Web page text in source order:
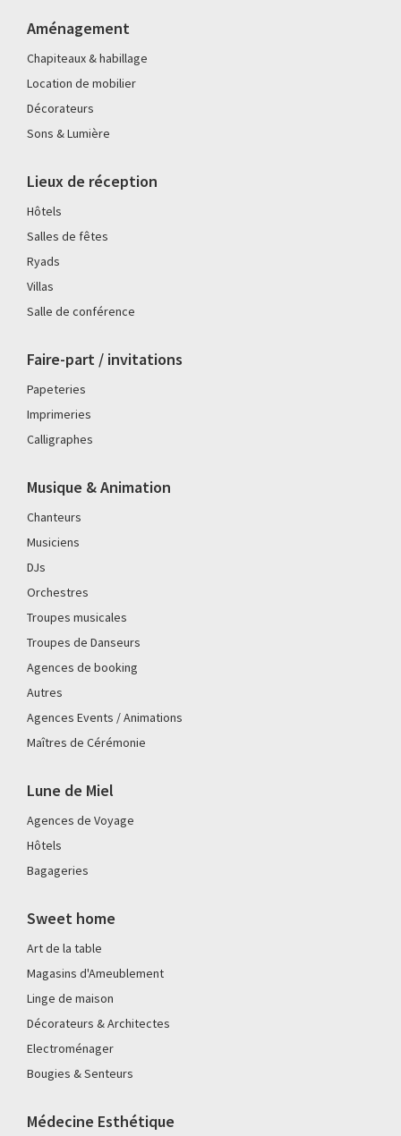
Aménagement
Chapiteaux & habillage
Location de mobilier
Décorateurs
Sons & Lumière
Lieux de réception
Hôtels
Salles de fêtes
Ryads
Villas
Salle de conférence
Faire-part / invitations
Papeteries
Imprimeries
Calligraphes
Musique & Animation
Chanteurs
Musiciens
DJs
Orchestres
Troupes musicales
Troupes de Danseurs
Agences de booking
Autres
Agences Events / Animations
Maîtres de Cérémonie
Lune de Miel
Agences de Voyage
Hôtels
Bagageries
Sweet home
Art de la table
Magasins d'Ameublement
Linge de maison
Décorateurs & Architectes
Electroménager
Bougies & Senteurs
Médecine Esthétique